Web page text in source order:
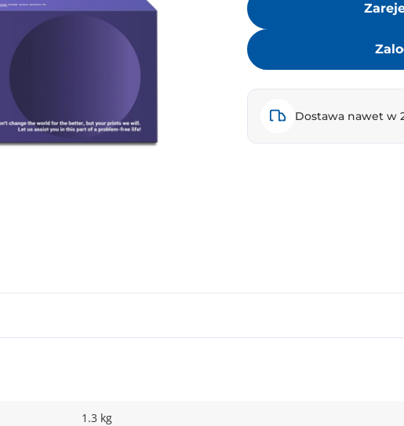
Dostawa nawet w
1.3 kg